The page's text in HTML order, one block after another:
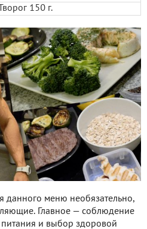
Творог 150 г.
данного меню необязательно,
Главное — соблюдение
и выбор здоровой